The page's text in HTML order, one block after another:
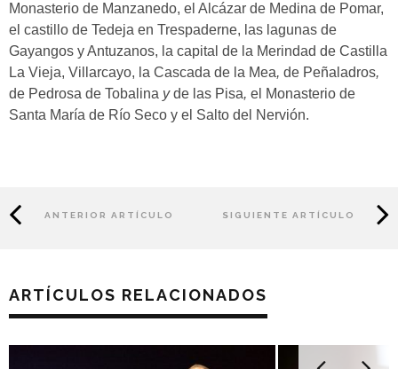
Monasterio de Manzanedo, el Alcázar de Medina de Pomar,
el castillo de Tedeja en Trespaderne, las lagunas de
Gayangos y Antuzanos, la capital de la Merindad de Castilla
La Vieja, Villarcayo, la Cascada de la Mea, de Peñaladros,
de Pedrosa de Tobalina yde las Pisa, el Monasterio de
Santa María de Río Seco y el Salto del Nervión.
ANTERIOR ARTÍCULO SIGUIENTE ARTÍCULO
ARTÍCULOS RELACIONADOS